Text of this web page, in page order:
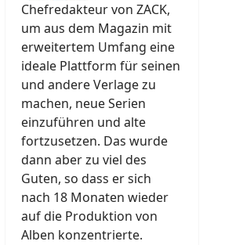
Chefredakteur von ZACK,
um aus dem Magazin mit
erweitertem Umfang eine
ideale Plattform für seinen
und andere Verlage zu
machen, neue Serien
einzuführen und alte
fortzusetzen. Das wurde
dann aber zu viel des
Guten, so dass er sich
nach 18 Monaten wieder
auf die Produktion von
Alben konzentrierte.